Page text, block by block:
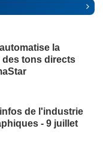
la
des tons directs
de l'industrie
- 9 juillet